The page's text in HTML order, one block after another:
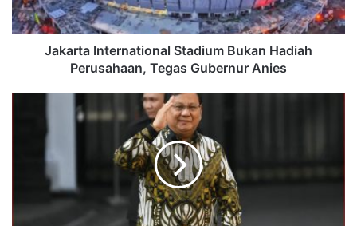
Jakarta International Stadium Bukan Hadiah
Perusahaan, Tegas Gubernur Anies